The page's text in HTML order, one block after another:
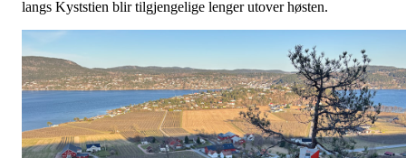
langs Kyststien blir tilgjengelige lenger utover høsten.